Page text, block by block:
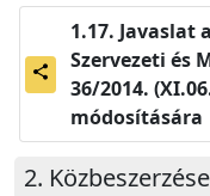
share
Javaslat
Szervezeti és
36/2014.
módosítására